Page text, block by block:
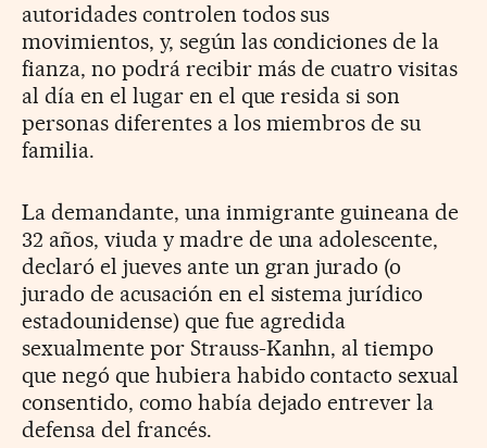
autoridades controlen todos sus
movimientos, y, según las condiciones de la
fianza, no podrá recibir más de cuatro visitas
al día en el lugar en el que resida si son
personas diferentes a los miembros de su
familia.
La demandante, una inmigrante guineana de
32 años, viuda y madre de una adolescente,
declaró el jueves ante un gran jurado (o
jurado de acusación en el sistema jurídico
estadounidense) que fue agredida
sexualmente por Strauss-Kanhn, al tiempo
que negó que hubiera habido contacto sexual
consentido, como había dejado entrever la
defensa del francés.